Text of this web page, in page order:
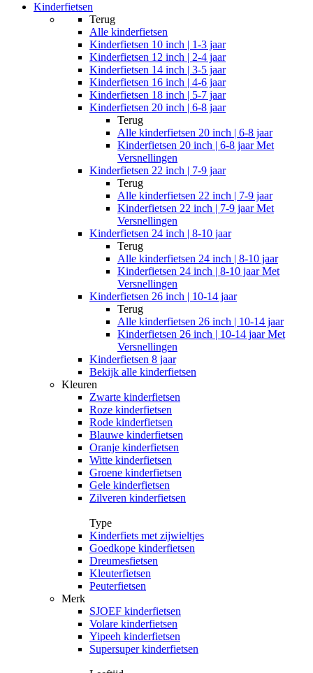
Kinderfietsen
Terug
Alle kinderfietsen
Kinderfietsen 10 inch | 1-3 jaar
Kinderfietsen 12 inch | 2-4 jaar
Kinderfietsen 14 inch | 3-5 jaar
Kinderfietsen 16 inch | 4-6 jaar
Kinderfietsen 18 inch | 5-7 jaar
Kinderfietsen 20 inch | 6-8 jaar
Terug
Alle kinderfietsen 20 inch | 6-8 jaar
Kinderfietsen 20 inch | 6-8 jaar Met
Versnellingen
Kinderfietsen 22 inch | 7-9 jaar
Terug
Alle kinderfietsen 22 inch | 7-9 jaar
Kinderfietsen 22 inch | 7-9 jaar Met
Versnellingen
Kinderfietsen 24 inch | 8-10 jaar
Terug
Alle kinderfietsen 24 inch | 8-10 jaar
Kinderfietsen 24 inch | 8-10 jaar Met
Versnellingen
Kinderfietsen 26 inch | 10-14 jaar
Terug
Alle kinderfietsen 26 inch | 10-14 jaar
Kinderfietsen 26 inch | 10-14 jaar Met
Versnellingen
Kinderfietsen 8 jaar
Bekijk alle kinderfietsen
Kleuren
Zwarte kinderfietsen
Roze kinderfietsen
Rode kinderfietsen
Blauwe kinderfietsen
Oranje kinderfietsen
Witte kinderfietsen
Groene kinderfietsen
Gele kinderfietsen
Zilveren kinderfietsen
Type
Kinderfiets met zijwieltjes
Goedkope kinderfietsen
Dreumesfietsen
Kleuterfietsen
Peuterfietsen
Merk
SJOEF kinderfietsen
Volare kinderfietsen
Yipeeh kinderfietsen
Supersuper kinderfietsen